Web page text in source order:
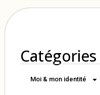
Catégories
Moi & mon identité